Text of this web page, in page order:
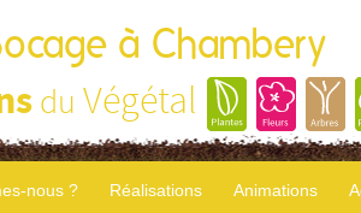
à Chambery
du Végétal
nous ? Réalisations Animations